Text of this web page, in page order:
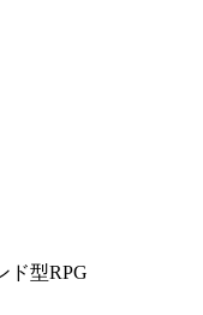
ド型RPG